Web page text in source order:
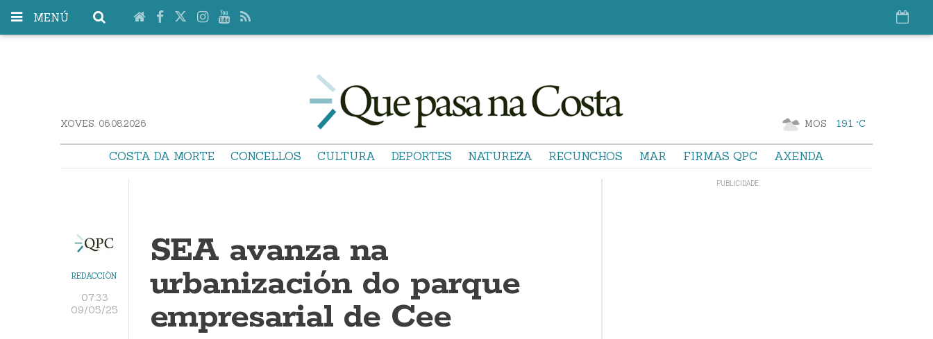
MENÚ
XOVES. 06.08.2026 MOS 19.1 °C
COSTA DA MORTE CONCELLOS CULTURA DEPORTES NATUREZA RECUNCHOS MAR FIRMAS QPC AXENDA
REDACCIÓN
07:33
09/05/25
SEA avanza na
urbanización do parque
empresarial de Cee